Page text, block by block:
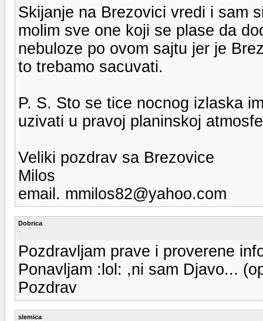
Skijanje na Brezovici vredi i sam
molim sve one koji se plase da
nebuloze po ovom sajtu jer je
to trebamo sacuvati.
P. S. Sto se tice nocnog izlaska
uzivati u pravoj planinskoj
Veliki pozdrav sa Brezovice
Milos
email. mmilos82@yahoo.com
Dobrica
Pozdravljam prave i proverene
Ponavljam :lol: ,ni sam Djavo...
Pozdrav
slemica